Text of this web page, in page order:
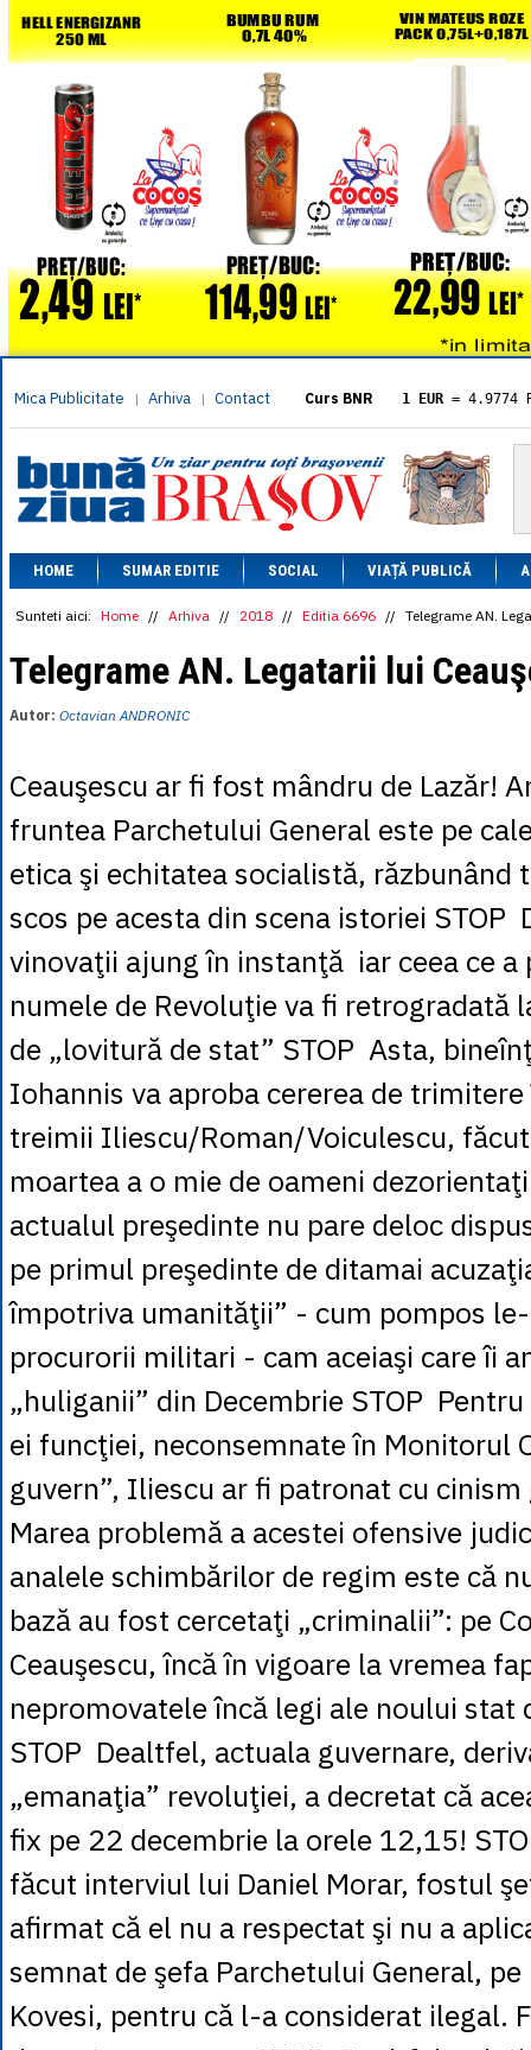
Mica Publicitate | Arhiva | Contact Curs BNR 1 EUR = 4.9774
= 5.8304
1 XAU= 464.4611
1 AED= 1.1933
1 AUD= 2.7957
1 BGN= 2.5449
1 CAD= 3.1559
1 CHF= 5.2813
1 CNY= 0.6015
1 DKK= 0.6668
1 EGP= 0.0860
= 1.2223
1 MDL= 0.2538
1 NOK = 0.4191
= 2.6097
1 PLN= 1.1646
1 RUB= 0.0530
1 SEK= 0.4526
1 TRY = 0.1141
1 UAH = 0.1048
1 XDR= 5.9383
1 ZAR= 0.2318
HOME SUMAR EDITIE SOCIAL VIAȚĂ PUBLICĂ
Sunteti aici: Home // Arhiva // 2018 // Editia 6696 // Telegrame AN.
Telegrame AN. Legatarii lui
Autor: Octavian ANDRONIC
Ceauşescu ar fi fost mândru de Lazăr!
fruntea Parchetului General este pe
etica şi echitatea socialistă, răzbunând
scos pe acesta din scena istoriei STOP
vinovaţii ajung în instanţă iar ceea ce
numele de Revoluţie va fi retrogradată
de „lovitură de stat” STOP Asta,
Iohannis va aproba cererea de
treimii Iliescu/Roman/Voiculescu,
moartea a o mie de oameni
actualul preşedinte nu pare deloc
pe primul preşedinte de ditamai
împotriva umanităţii” - cum pompos
procurorii militari - cam aceiaşi care îi
„huliganii” din Decembrie STOP
ei funcţiei, neconsemnate în Monitorul
guvern”, Iliescu ar fi patronat cu
Marea problemă a acestei ofensive
analele schimbărilor de regim este că
bază au fost cercetaţi „criminalii”: pe
Ceauşescu, încă în vigoare la vremea
nepromovatele încă legi ale noului stat
STOP Dealtfel, actuala guvernare,
„emanaţia” revoluţiei, a decretat că
fix pe 22 decembrie la orele 12,15!
făcut interviul lui Daniel Morar, fostul
afirmat că el nu a respectat şi nu a
semnat de şefa Parchetului General,
Kovesi, pentru că l-a considerat ilegal.